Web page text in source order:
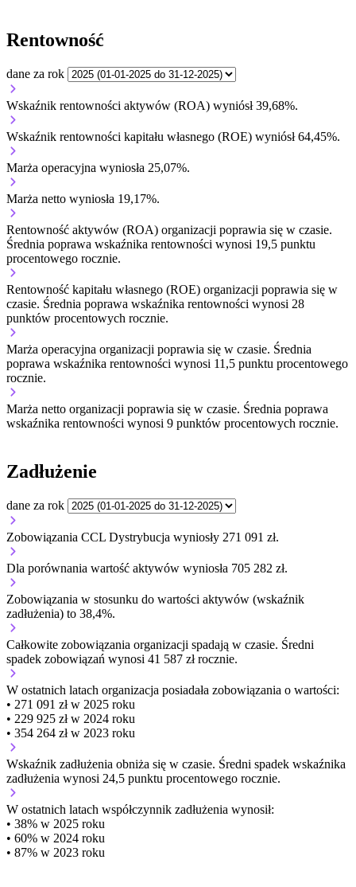
Rentowność
dane za rok
Wskaźnik rentowności aktywów (ROA) wyniósł 39,68%.
Wskaźnik rentowności kapitału własnego (ROE) wyniósł 64,45%.
Marża operacyjna wyniosła 25,07%.
Marża netto wyniosła 19,17%.
Rentowność aktywów (ROA) organizacji poprawia się w czasie.
Średnia poprawa wskaźnika rentowności wynosi 19,5 punktu
procentowego rocznie.
Rentowność kapitału własnego (ROE) organizacji poprawia się w
czasie. Średnia poprawa wskaźnika rentowności wynosi 28
punktów procentowych rocznie.
Marża operacyjna organizacji poprawia się w czasie. Średnia
poprawa wskaźnika rentowności wynosi 11,5 punktu procentowego
rocznie.
Marża netto organizacji poprawia się w czasie. Średnia poprawa
wskaźnika rentowności wynosi 9 punktów procentowych rocznie.
Zadłużenie
dane za rok
Zobowiązania CCL Dystrybucja wyniosły 271 091 zł.
Dla porównania wartość aktywów wyniosła 705 282 zł.
Zobowiązania w stosunku do wartości aktywów (wskaźnik
zadłużenia) to 38,4%.
Całkowite zobowiązania organizacji spadają w czasie. Średni
spadek zobowiązań wynosi 41 587 zł rocznie.
W ostatnich latach organizacja posiadała zobowiązania o wartości:
• 271 091 zł w 2025 roku
• 229 925 zł w 2024 roku
• 354 264 zł w 2023 roku
Wskaźnik zadłużenia obniża się w czasie. Średni spadek wskaźnika
zadłużenia wynosi 24,5 punktu procentowego rocznie.
W ostatnich latach współczynnik zadłużenia wynosił:
• 38% w 2025 roku
• 60% w 2024 roku
• 87% w 2023 roku